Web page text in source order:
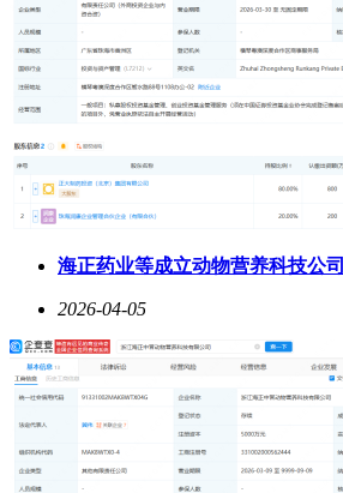
海正药业等成立动物营养科技公司
2026-04-05